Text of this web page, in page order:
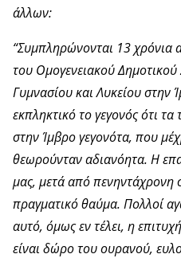
άλλων:
“Συμπληρώνονται 13 χρόνια
του Ομογενειακού
Γυμνασίου και Λυκείου στην
εκπληκτικό το γεγονός ότι
στην Ίμβρο γεγονότα, που
θεωρούνταν αδιανόητα. Η
μας, μετά από πενηντάχρονη
πραγματικό θαύμα. Πολλοί
αυτό, όμως εν τέλει, η
είναι δώρο του ουρανού,